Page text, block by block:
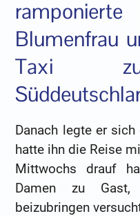
Blumenfrau
Taxi
Danach legte er
hatte ihn die Reise
Mittwochs drauf
Damen zu Gast,
beizubringen